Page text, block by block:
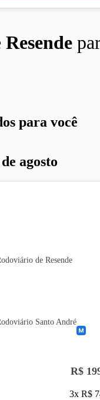
Resende
para você
agosto
de Resende
Santo André
R$
3x R$